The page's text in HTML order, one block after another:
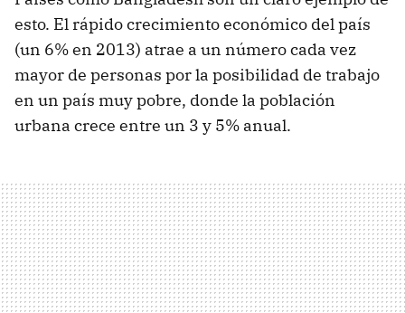
esto. El rápido crecimiento económico del país
(un 6% en 2013) atrae a un número cada vez
mayor de personas por la posibilidad de trabajo
en un país muy pobre, donde la población
urbana crece entre un 3 y 5% anual.